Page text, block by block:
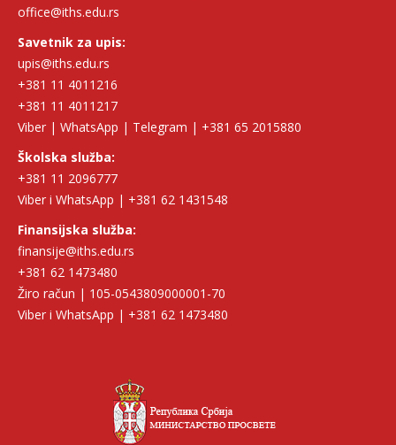
office@iths.edu.rs
Savetnik za upis:
upis@iths.edu.rs
+381 11 4011216
+381 11 4011217
Viber | WhatsApp | Telegram | +381 65 2015880
Školska služba:
+381 11 2096777
Viber i WhatsApp | +381 62 1431548
Finansijska služba:
finansije@iths.edu.rs
+381 62 1473480
Žiro račun | 105-0543809000001-70
Viber i WhatsApp | +381 62 1473480